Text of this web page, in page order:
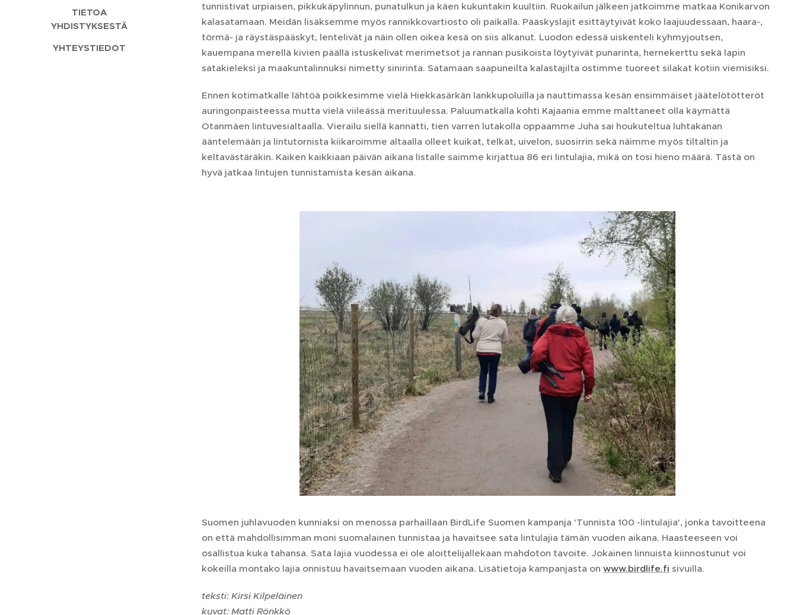
TIETOA
YHDISTYKSESTÄ
YHTEYSTIEDOT
tunnistivat urpiaisen, pikkukäpylinnun, punatulkun ja käen kukuntakin kuultiin. Ruokailun jälkeen jatkoimme matkaa Konikarvon
kalasatamaan. Meidän lisäksemme myös rannikkovartiosto oli paikalla. Pääskyslajit esittäytyivät koko laajuudessaan, haara-,
törmä- ja räystäspääskyt, lentelivät ja näin ollen oikea kesä on siis alkanut. Luodon edessä uiskenteli kyhmyjoutsen,
kauempana merellä kivien päällä istuskelivat merimetsot ja rannan pusikoista löytyivät punarinta, hernekerttu sekä lapin
satakieleksi ja maakuntalinnuksi nimetty sinirinta. Satamaan saapuneilta kalastajilta ostimme tuoreet silakat kotiin viemisiksi.
Ennen kotimatkalle lähtöä poikkesimme vielä Hiekkasärkän lankkupoluilla ja nauttimassa kesän ensimmäiset jäätelötötteröt
auringonpaisteessa mutta vielä viileässä merituulessa. Paluumatkalla kohti Kajaania emme malttaneet olla käymättä
Otanmäen lintuvesialtaalla. Vierailu siellä kannatti, tien varren lutakolla oppaamme Juha sai houkuteltua luhtakanan
ääntelemään ja lintutornista kiikaroimme altaalla olleet kuikat, telkät, uivelon, suosirrin sekä näimme myös tiltaltin ja
keltavästäräkin. Kaiken kaikkiaan päivän aikana listalle saimme kirjattua 86 eri lintulajia, mikä on tosi hieno määrä. Tästä on
hyvä jatkaa lintujen tunnistamista kesän aikana.
Suomen juhlavuoden kunniaksi on menossa parhaillaan BirdLife Suomen kampanja 'Tunnista 100 -lintulajia', jonka tavoitteena
on että mahdollisimman moni suomalainen tunnistaa ja havaitsee sata lintulajia tämän vuoden aikana. Haasteeseen voi
osallistua kuka tahansa. Sata lajia vuodessa ei ole aloittelijallekaan mahdoton tavoite. Jokainen linnuista kiinnostunut voi
kokeilla montako lajia onnistuu havaitsemaan vuoden aikana. Lisätietoja kampanjasta on www.birdlife.fi sivuilla.
teksti: Kirsi Kilpeläinen
kuvat: Matti Rönkkö